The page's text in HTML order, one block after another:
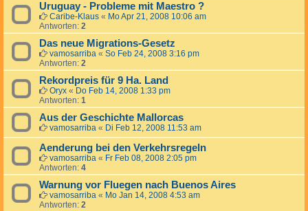
Uruguay - Probleme mit Maestro ?
Caribe-Klaus « Mo Apr 21, 2008 10:06 am
Antworten: 2
Das neue Migrations-Gesetz
vamosarriba « So Feb 24, 2008 3:16 pm
Antworten: 2
Rekordpreis für 9 Ha. Land
Oryx « Do Feb 14, 2008 1:33 pm
Antworten: 1
Aus der Geschichte Mallorcas
vamosarriba « Di Feb 12, 2008 11:53 am
Aenderung bei den Verkehrsregeln
vamosarriba « Fr Feb 08, 2008 2:05 pm
Antworten: 4
Warnung vor Fluegen nach Buenos Aires
vamosarriba « Mo Jan 14, 2008 4:53 am
Antworten: 2